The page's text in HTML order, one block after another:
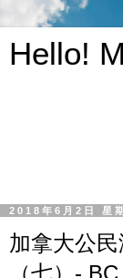
Hello!
2018年6月2日 星
加拿大公
（七）-